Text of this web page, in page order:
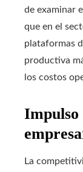
de examinar
que en el
plataformas
productiva
los costos
Impulso
La